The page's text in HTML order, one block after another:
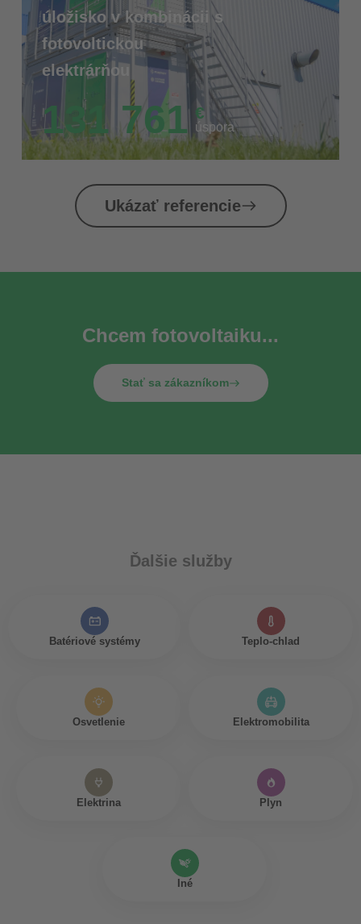
úložisko v kombinácii s
fotovoltickou
elektrárňou
131 761 €
úspora
Ukázať referencie
Chcem fotovoltaiku...
Stať sa zákazníkom
Ďalšie služby
Batériové systémy Teplo-chlad
Osvetlenie Elektromobilita
Elektrina Plyn
Iné